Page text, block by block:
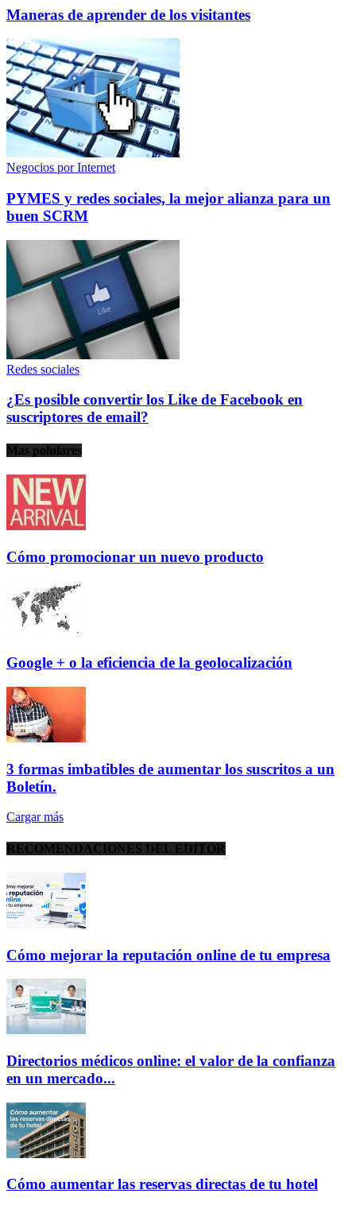
Maneras de aprender de los visitantes
Negocios por Internet
PYMES y redes sociales, la mejor alianza para un
buen SCRM
Redes sociales
¿Es posible convertir los Like de Facebook en
suscriptores de email?
Mas polulares
Cómo promocionar un nuevo producto
Google + o la eficiencia de la geolocalización
3 formas imbatibles de aumentar los suscritos a un
Boletín.
Cargar más
RECOMENDACIONES DEL EDITOR
Cómo mejorar la reputación online de tu empresa
Directorios médicos online: el valor de la confianza
en un mercado...
Cómo aumentar las reservas directas de tu hotel